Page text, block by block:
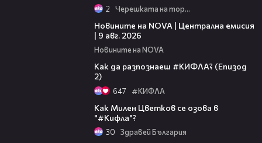
2 Черешката на тортата
Новините на NOVA | Централна емисия
| 9 авг. 2026
Новините на NOVA
Как да разпознаеш #КИФЛА? (Епизод
2)
647 #КИФЛА
Как Милен Цветков се озова в
"#Кифла"?
30 Здравей България